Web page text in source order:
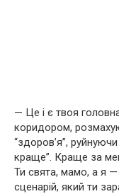
— Це і є твоя
коридором,
“здоров’я”,
краще”. Краще за
Ти свята, мамо, а я
сценарій, який ти